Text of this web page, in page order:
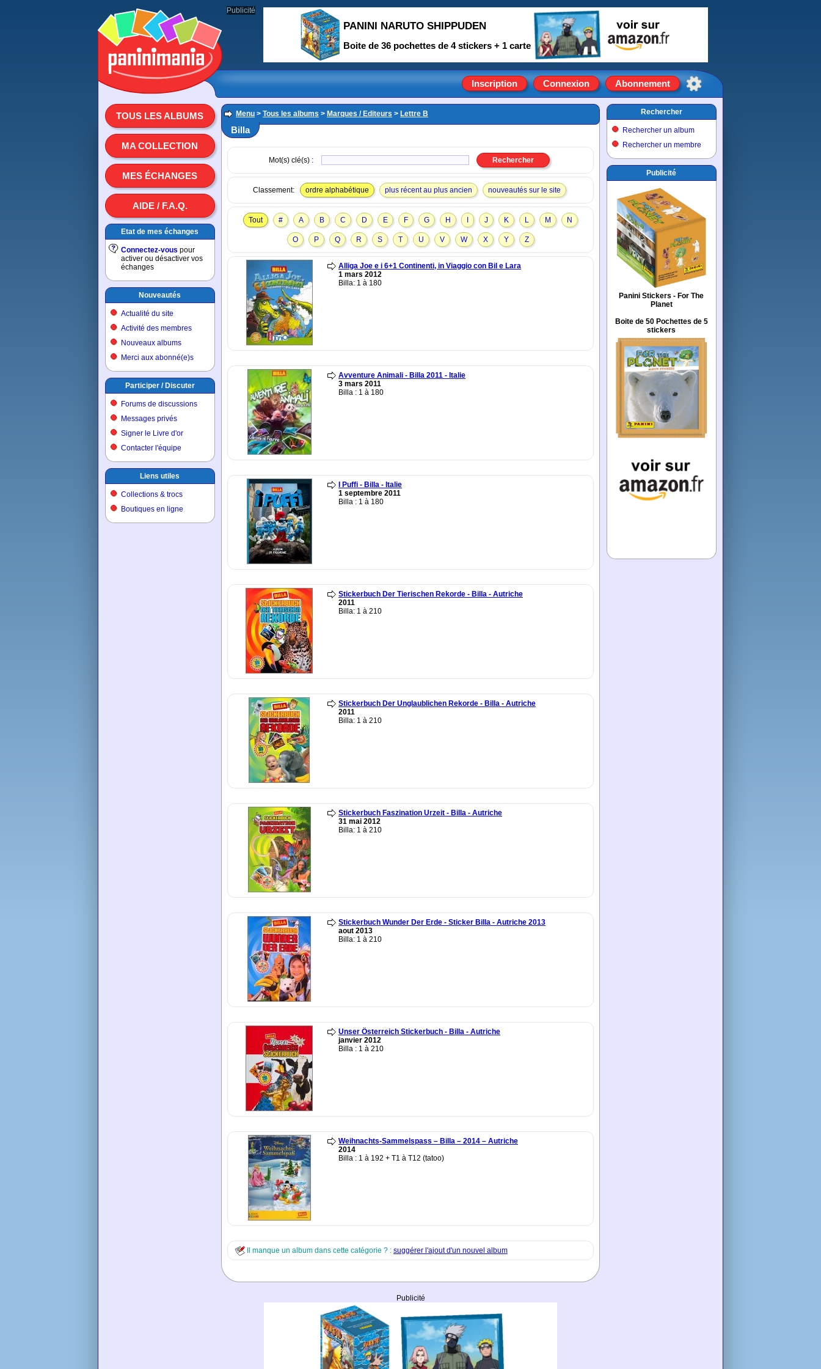
Inscription Connexion Abonnement
TOUS LES ALBUMS
MA COLLECTION
MES ÉCHANGES
AIDE / F.A.Q.
Etat de mes échanges
Connectez-vous pour
activer ou désactiver vos
échanges
Nouveautés
Actualité du site
Activité des membres
Nouveaux albums
Merci aux abonné(e)s
Participer / Discuter
Forums de discussions
Messages privés
Signer le Livre d'or
Contacter l'équipe
Liens utiles
Collections & trocs
Boutiques en ligne
Menu > Tous les albums > Marques / Editeurs > Lettre B
Billa
Mot(s) clé(s) :
Classement: ordre alphabétique plus récent au plus ancien nouveautés sur le site
Tout # A B C D E F G H J K L M N
O P Q R S T U V W X Y Z
Alliga Joe e i 6+1 Continenti, in Viaggio con Bil e Lara
1 mars 2012
Billa: 1 à 180
Avventure Animali - Billa 2011 - Italie
3 mars 2011
Billa : 1 à 180
I Puffi - Billa - Italie
1 septembre 2011
Billa : 1 à 180
Stickerbuch Der Tierischen Rekorde - Billa - Autriche
2011
Billa: 1 à 210
Stickerbuch Der Unglaublichen Rekorde - Billa - Autriche
2011
Billa: 1 à 210
Stickerbuch Faszination Urzeit - Billa - Autriche
31 mai 2012
Billa: 1 à 210
Stickerbuch Wunder Der Erde - Sticker Billa - Autriche 2013
aout 2013
Billa: 1 à 210
Unser Österreich Stickerbuch - Billa - Autriche
janvier 2012
Billa : 1 à 210
Weihnachts-Sammelspass – Billa – 2014 – Autriche
2014
Billa : 1 à 192 + T1 à T12 (tatoo)
Il manque un album dans cette catégorie ? : suggérer l'ajout d'un nouvel album
Publicité
Rechercher
Rechercher un album
Rechercher un membre
Publicité
Panini Stickers - For The
Planet
Boite de 50 Pochettes de 5
stickers
Publicité
PANINI NARUTO SHIPPUDEN
Boite de 36 pochettes de 4 stickers + 1 carte